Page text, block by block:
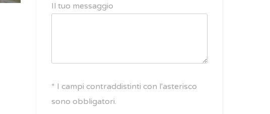
Il tuo messaggio
* I campi contraddistinti con l'asterisco
sono obbligatori.